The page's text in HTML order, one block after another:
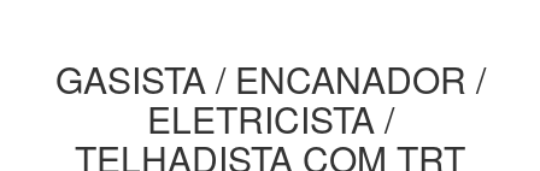
GASISTA / ENCANADOR /
ELETRICISTA /
TELHADISTA COM TRT